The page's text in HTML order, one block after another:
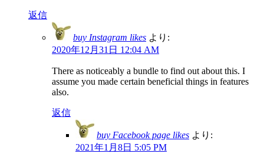
返信
buy Instagram likes より:
2020年12月31日 12:04 AM
There as noticeably a bundle to find out about this. I
assume you made certain beneficial things in features
also.
返信
buy Facebook page likes より:
2021年1月8日 5:05 PM